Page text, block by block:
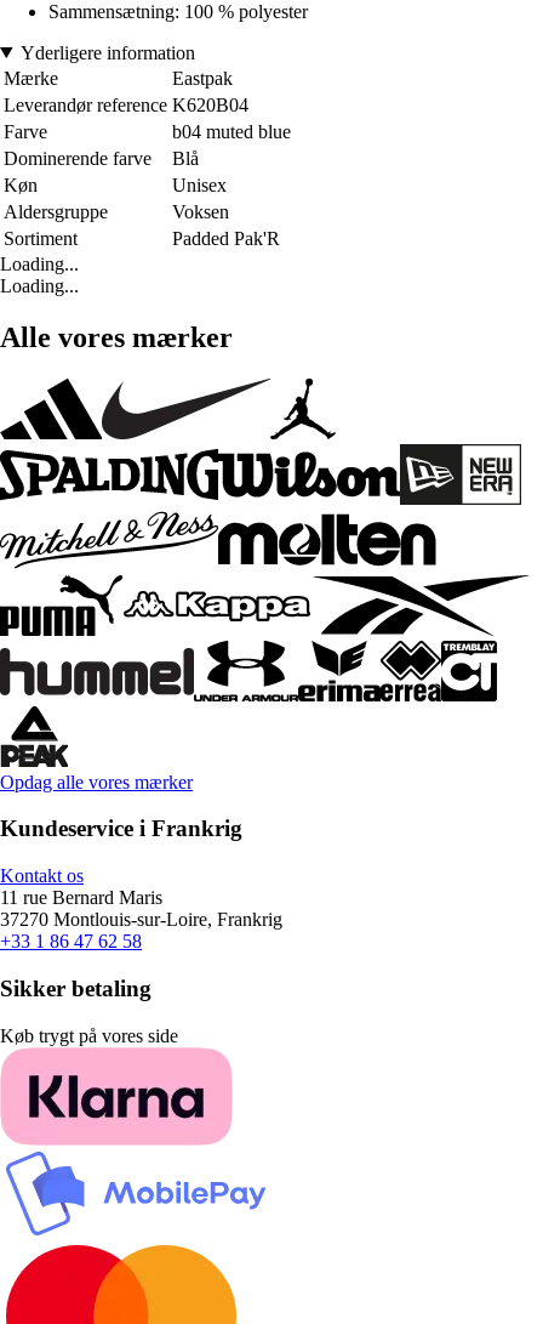
Sammensætning: 100 % polyester
Yderligere information
Mærke
Eastpak
Leverandør reference K620B04
Farve
b04 muted blue
Dominerende farve
Blå
Køn
Unisex
Aldersgruppe
Voksen
Sortiment
Padded Pak'R
Loading...
Loading...
Alle vores mærker
Opdag alle vores mærker
Kundeservice i Frankrig
Kontakt os
11 rue Bernard Maris
37270 Montlouis-sur-Loire, Frankrig
+33 1 86 47 62 58
Sikker betaling
Køb trygt på vores side